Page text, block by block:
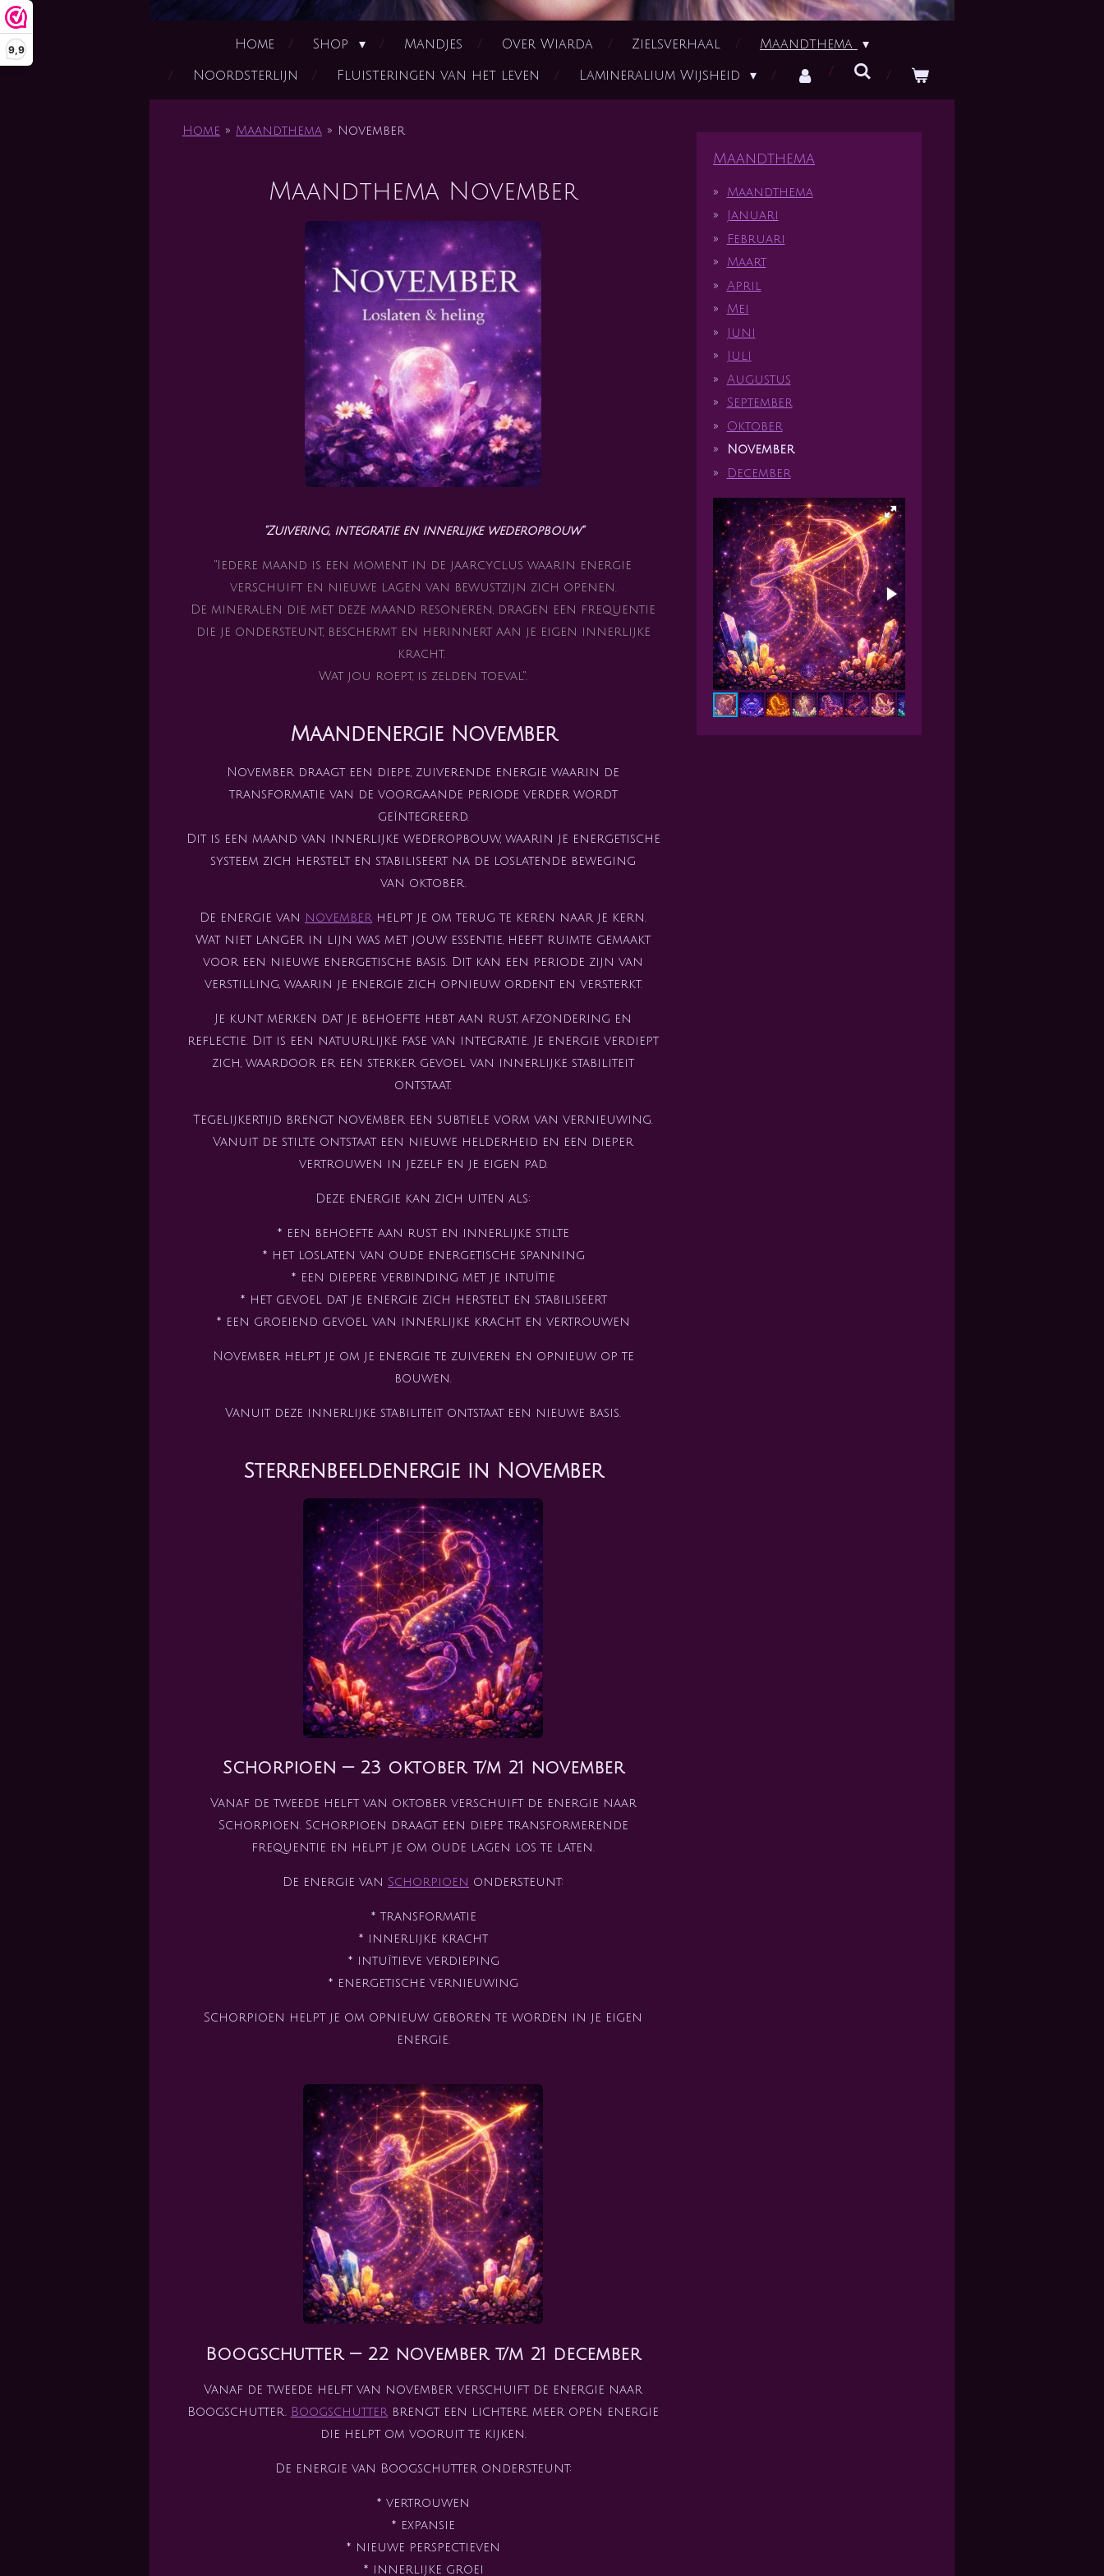
9,9 Home Shop Mandjes Over Wiarda Zielsverhaal Maandthema
Noordsterlijn Fluisteringen van het leven Lamineralium Wijsheid
Home » Maandthema » November
Maandthema November
"Zuivering, integratie en innerlijke wederopbouw"
"Iedere maand is een moment in de jaarcyclus waarin energie
verschuift en nieuwe lagen van bewustzijn zich openen.
De mineralen die met deze maand resoneren, dragen een frequentie
die je ondersteunt, beschermt en herinnert aan je eigen innerlijke
kracht.
Wat jou roept, is zelden toeval".
Maandenergie November
November draagt een diepe, zuiverende energie waarin de
transformatie van de voorgaande periode verder wordt
geïntegreerd.
Dit is een maand van innerlijke wederopbouw, waarin je energetische
systeem zich herstelt en stabiliseert na de loslatende beweging
van oktober.
De energie van november helpt je om terug te keren naar je kern.
Wat niet langer in lijn was met jouw essentie, heeft ruimte gemaakt
voor een nieuwe energetische basis. Dit kan een periode zijn van
verstilling, waarin je energie zich opnieuw ordent en versterkt.
Je kunt merken dat je behoefte hebt aan rust, afzondering en
reflectie. Dit is een natuurlijke fase van integratie. Je energie verdiept
zich, waardoor er een sterker gevoel van innerlijke stabiliteit
ontstaat.
Tegelijkertijd brengt november een subtiele vorm van vernieuwing.
Vanuit de stilte ontstaat een nieuwe helderheid en een dieper
vertrouwen in jezelf en je eigen pad.
Deze energie kan zich uiten als:
* een behoefte aan rust en innerlijke stilte
* het loslaten van oude energetische spanning
* een diepere verbinding met je intuïtie
* het gevoel dat je energie zich herstelt en stabiliseert
* een groeiend gevoel van innerlijke kracht en vertrouwen
November helpt je om je energie te zuiveren en opnieuw op te
bouwen.
Vanuit deze innerlijke stabiliteit ontstaat een nieuwe basis.
Sterrenbeeldenergie in November
Schorpioen — 23 oktober t/m 21 november
Vanaf de tweede helft van oktober verschuift de energie naar
Schorpioen. Schorpioen draagt een diepe transformerende
frequentie en helpt je om oude lagen los te laten.
De energie van Schorpioen ondersteunt:
* transformatie
* innerlijke kracht
* intuïtieve verdieping
* energetische vernieuwing
Schorpioen helpt je om opnieuw geboren te worden in je eigen
energie.
Boogschutter — 22 november t/m 21 december
Vanaf de tweede helft van november verschuift de energie naar
Boogschutter.
Boogschutter brengt een lichtere, meer open energie
die helpt om vooruit te kijken.
De energie van Boogschutter ondersteunt:
* vertrouwen
* expansie
* nieuwe perspectieven
* innerlijke groei
Maandthema
Maandthema
Januari
Februari
Maart
April
Mei
Juni
Juli
Augustus
September
Oktober
November
December